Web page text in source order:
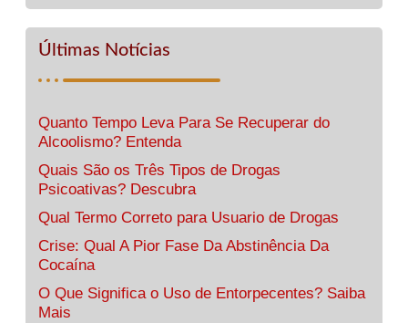
Últimas Notícias
Quanto Tempo Leva Para Se Recuperar do
Alcoolismo? Entenda
Quais São os Três Tipos de Drogas
Psicoativas? Descubra
Qual Termo Correto para Usuario de Drogas
Crise: Qual A Pior Fase Da Abstinência Da
Cocaína
O Que Significa o Uso de Entorpecentes? Saiba
Mais